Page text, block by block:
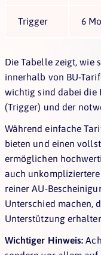
Trigger 6
Die Tabelle zeigt, wie
innerhalb von BU-
wichtig sind dabei die
(Trigger) und der
Während einfache
bieten und einen
ermöglichen
auch
reiner AU-
Unterschied machen,
Unterstützung
Wichtiger Hinweis: